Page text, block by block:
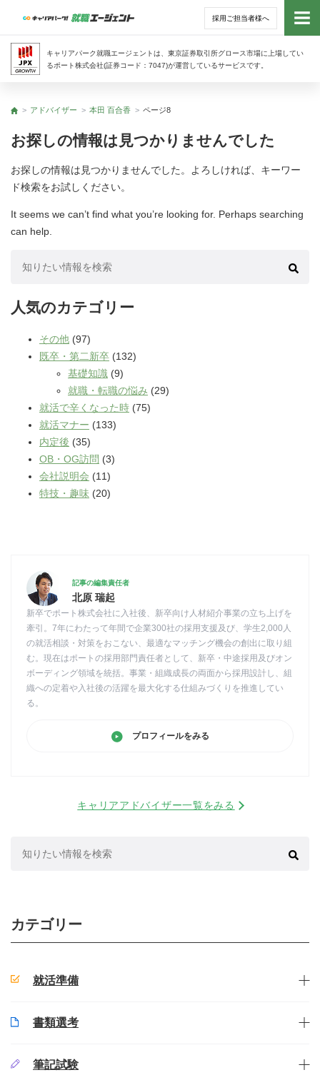
採用ご担当者様へ
キャリアパーク就職エージェントは、東京証券取引所グロース市場に上場してい
るポート株式会社(証券コード：7047)が運営しているサービスです。
トッ
トップ
アドバイザー 本田 百合香 ページ8
お探しの情報は見つかりませんでした
お探しの情報は見つかりませんでした。よろしければ、キーワー
ド検索をお試しください。
It seems we can’t find what you’re looking for. Perhaps searching
can help.
人気のカテゴリー
その他 (97)
既卒・第二新卒 (132)
基礎知識 (9)
就職・転職の悩み (29)
就活で辛くなった時 (75)
就活マナー (133)
内定後 (35)
OB・OG訪問 (3)
会社説明会 (11)
特技・趣味 (20)
記事の編集責任者
北原 瑞起
新卒でポート株式会社に入社後、新卒向け人材紹介事業の立ち上げを
牽引。7年にわたって年間で企業300社の採用支援及び、学生2,000人
の就活相談・対策をおこない、最適なマッチング機会の創出に取り組
む。現在はポートの採用部門責任者として、新卒・中途採用及びオン
ボーディング領域を統括。事業・組織成長の両面から採用設計し、組
織への定着や入社後の活躍を最大化する仕組みづくりを推進してい
る。
プロフィールをみる
キャリアアドバイザー一覧をみる
カテゴリー
就活準備
書類選考
筆記試験